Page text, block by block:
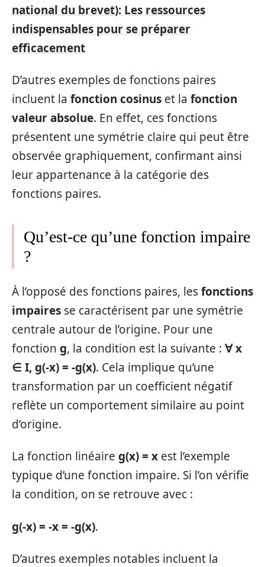
national du brevet): Les ressources
indispensables pour se préparer
efficacement
D’autres exemples de fonctions paires
incluent la fonction cosinus et la fonction
valeur absolue. En effet, ces fonctions
présentent une symétrie claire qui peut être
observée graphiquement, confirmant ainsi
leur appartenance à la catégorie des
fonctions paires.
Qu’est-ce qu’une fonction impaire
?
À l’opposé des fonctions paires, lesfonctions
impaires se caractérisent par une symétrie
centrale autour de l’origine. Pour une
fonction g, la condition est la suivante : ∀ x
∈ I, g(-x) = -g(x). Cela implique qu’une
transformation par un coefficient négatif
reflète un comportement similaire au point
d’origine.
La fonction linéaire g(x) = x est l’exemple
typique d’une fonction impaire. Si l’on vérifie
la condition, on se retrouve avec :
g(-x) = -x = -g(x).
D’autres exemples notables incluent la